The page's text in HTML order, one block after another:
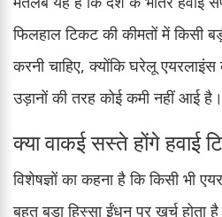
फिलहाल टिकट की कीमतों में किसी
करनी चाहिए, क्योंकि घरेलू एयरलाइंस
उड़ानों की तरह कोई कमी नहीं आई है।
क्या वाकई सस्ते होंगे हवाई
विशेषज्ञों का कहना है कि किसी भी
बहुत बड़ा हिस्सा ईंधन पर खर्च